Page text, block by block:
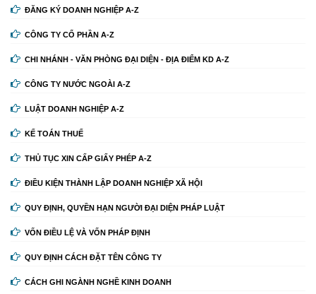
ĐĂNG KÝ DOANH NGHIỆP A-Z
CÔNG TY CỔ PHẦN A-Z
CHI NHÁNH - VĂN PHÒNG ĐẠI DIỆN - ĐỊA ĐIỂM KD A-Z
CÔNG TY NƯỚC NGOÀI A-Z
LUẬT DOANH NGHIỆP A-Z
KẾ TOÁN THUẾ
THỦ TỤC XIN CẤP GIẤY PHÉP A-Z
ĐIỀU KIỆN THÀNH LẬP DOANH NGHIỆP XÃ HỘI
QUY ĐỊNH, QUYỀN HẠN NGƯỜI ĐẠI DIỆN PHÁP LUẬT
VỐN ĐIỀU LỆ VÀ VỐN PHÁP ĐỊNH
QUY ĐỊNH CÁCH ĐẶT TÊN CÔNG TY
CÁCH GHI NGÀNH NGHỀ KINH DOANH